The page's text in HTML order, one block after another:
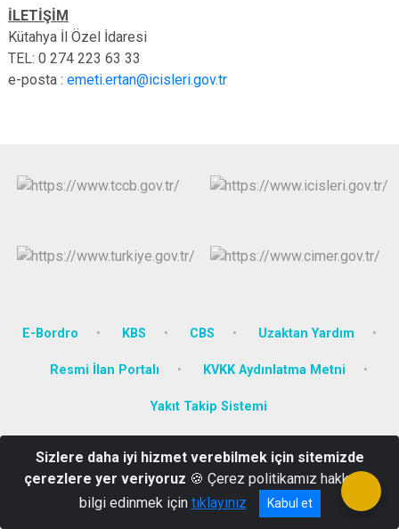
İLETİŞİM
Kütahya İl Özel İdaresi
TEL: 0 274 223 63 33
e-posta : emeti.ertan@icisleri.gov.tr
E-Bordro KBS CBS Uzaktan Yardım
Resmi İlan Portalı KVKK Aydınlatma Metni
Yakıt Takip Sistemi
Yenidoğan Mah. Dumlupınar Bulv. No:111 KÜTAHYA
0274 271 34 82
Sizlere daha iyi hizmet verebilmek için sitemizde
çerezlere yer veriyoruz 🍪 Çerez politikamız hakkında
bilgi edinmek için tıklayınız Kabul et